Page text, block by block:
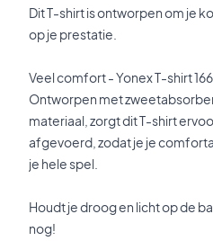
Dit T-shirt is ontworpen om je
op je prestatie.
Veel comfort - Yonex T-shirt
Ontworpen met
materiaal, zorgt dit T-shirt
afgevoerd, zodat je je
je hele spel.
Houdt je droog en licht op de
nog!